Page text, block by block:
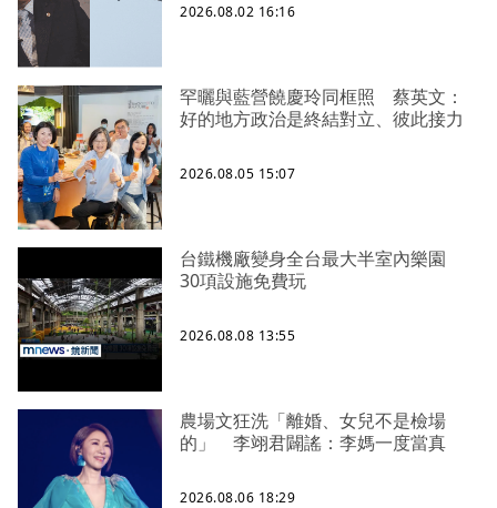
2026.08.02 16:16
罕曬與藍營饒慶玲同框照 蔡英文：
好的地方政治是終結對立、彼此接力
2026.08.05 15:07
台鐵機廠變身全台最大半室內樂園
30項設施免費玩
2026.08.08 13:55
農場文狂洗「離婚、女兒不是檢場
的」 李翊君闢謠：李媽一度當真
2026.08.06 18:29